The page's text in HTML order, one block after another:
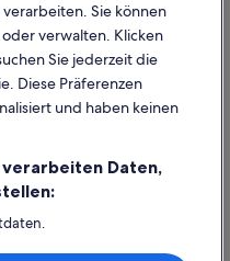
(VIE)
Wien (VIE)
(VIE)
(VIE)bei der Fluggesellschaft
Sie können
verwalten. Klicken
Sie jederzeit die
Diese Präferenzen
und haben keinen
Daten,